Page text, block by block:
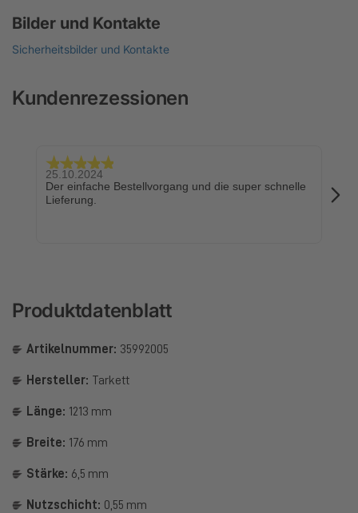
Bilder und Kontakte
Sicherheitsbilder und Kontakte
Kundenrezessionen
25.10.2024
Der einfache Bestellvorgang und die super schnelle
Lieferung.
Produktdatenblatt
Artikelnummer: 35992005
Hersteller: Tarkett
Länge: 1213 mm
Breite: 176 mm
Stärke: 6,5 mm
Nutzschicht: 0,55 mm